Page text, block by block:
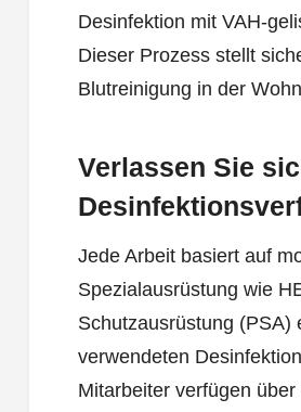
Desinfektion mit VAH-
Dieser Prozess stellt
Blutreinigung in der
Verlassen Sie
Jede Arbeit basiert auf
Spezialausrüstung wie
Schutzausrüstung (PSA)
verwendeten
Mitarbeiter verfügen